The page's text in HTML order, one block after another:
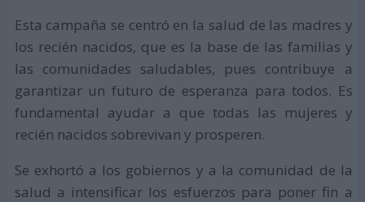
Esta campaña se centró en la salud de las madres y
los recién nacidos, que es la base de las familias y
las comunidades saludables, pues contribuye a
garantizar un futuro de esperanza para todos. Es
fundamental ayudar a que todas las mujeres y
recién nacidos sobrevivan y prosperen.
Se exhortó a los gobiernos y a la comunidad de la
salud a intensificar los esfuerzos para poner fin a